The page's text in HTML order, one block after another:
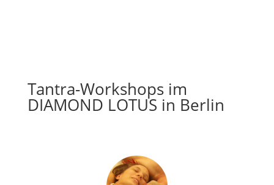
Tantra-Workshops im
DIAMOND LOTUS in Berlin